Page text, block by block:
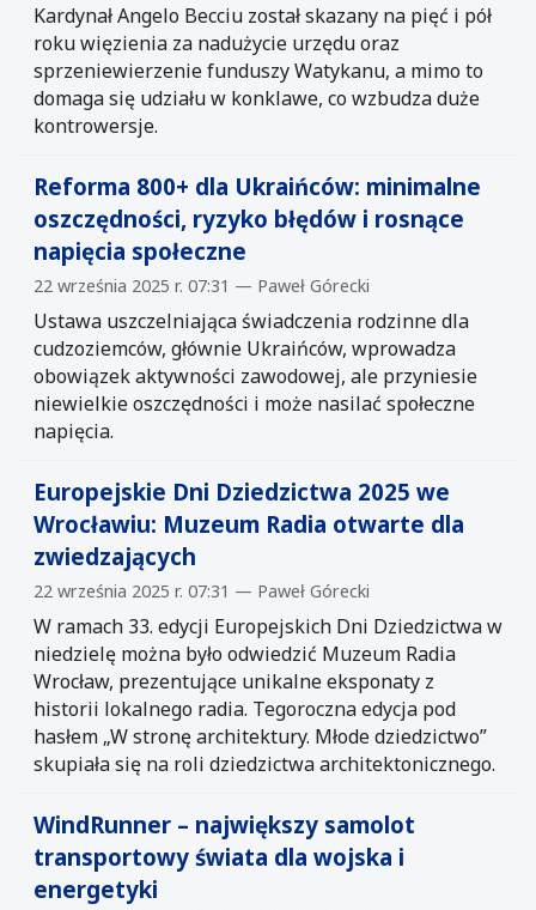
Kardynał Angelo Becciu został skazany na pięć i pół
roku więzienia za nadużycie urzędu oraz
sprzeniewierzenie funduszy Watykanu, a mimo to
domaga się udziału w konklawe, co wzbudza duże
kontrowersje.
Reforma 800+ dla Ukraińców: minimalne
oszczędności, ryzyko błędów i rosnące
napięcia społeczne
22 września 2025 r. 07:31 — Paweł Górecki
Ustawa uszczelniająca świadczenia rodzinne dla
cudzoziemców, głównie Ukraińców, wprowadza
obowiązek aktywności zawodowej, ale przyniesie
niewielkie oszczędności i może nasilać społeczne
napięcia.
Europejskie Dni Dziedzictwa 2025 we
Wrocławiu: Muzeum Radia otwarte dla
zwiedzających
22 września 2025 r. 07:31 — Paweł Górecki
W ramach 33. edycji Europejskich Dni Dziedzictwa w
niedzielę można było odwiedzić Muzeum Radia
Wrocław, prezentujące unikalne eksponaty z
historii lokalnego radia. Tegoroczna edycja pod
hasłem „W stronę architektury. Młode dziedzictwo”
skupiała się na roli dziedzictwa architektonicznego.
WindRunner – największy samolot
transportowy świata dla wojska i
energetyki